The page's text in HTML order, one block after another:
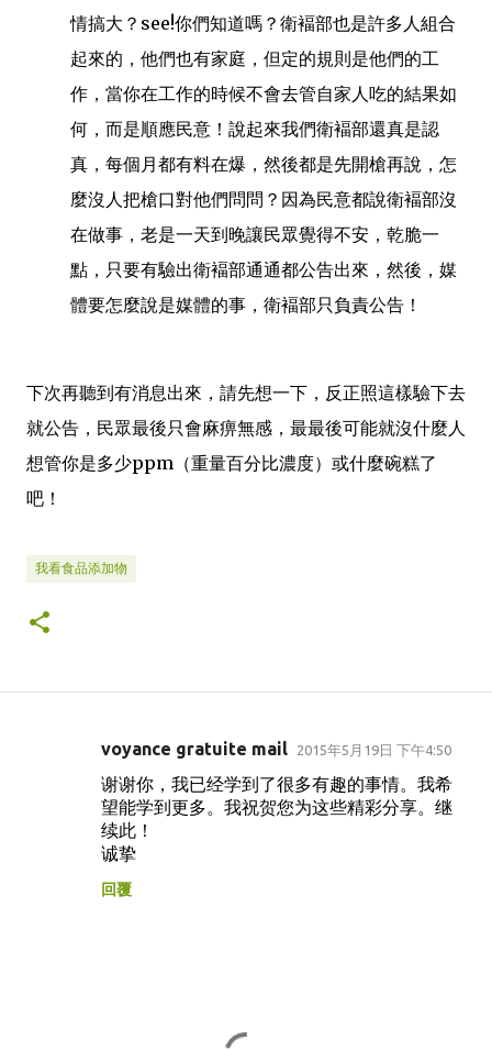
情搞大？see!你們知道嗎？衛褔部也是許多人組合
起來的，他們也有家庭，但定的規則是他們的工
作，當你在工作的時候不會去管自家人吃的結果如
何，而是順應民意！說起來我們衛褔部還真是認
真，每個月都有料在爆，然後都是先開槍再說，怎
麼沒人把槍口對他們問問？因為民意都說衛褔部沒
在做事，老是一天到晚讓民眾覺得不安，乾脆一
點，只要有驗出衛褔部通通都公告出來，然後，媒
體要怎麼說是媒體的事，衛褔部只負責公告！
下次再聽到有消息出來，請先想一下，反正照這樣驗下去
就公告，民眾最後只會麻痹無感，最最後可能就沒什麼人
想管你是多少ppm（重量百分比濃度）或什麼碗糕了
吧！
我看食品添加物
voyance gratuite mail 2015年5月19日 下午4:50
谢谢你，我已经学到了很多有趣的事情。我希
望能学到更多。我祝贺您为这些精彩分享。继
续此！
诚挚
回覆